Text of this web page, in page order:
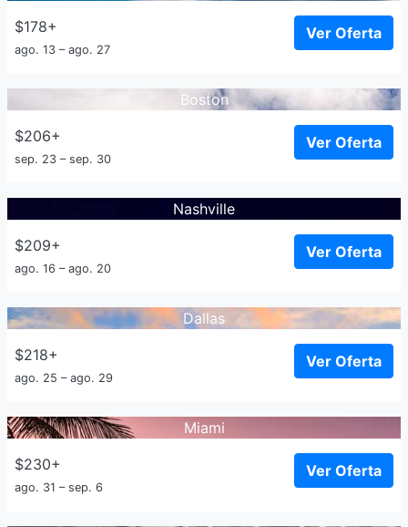
$178+
ago. 13 – ago. 27
Ver Oferta
Boston
$206+
sep. 23 – sep. 30
Ver Oferta
Nashville
$209+
ago. 16 – ago. 20
Ver Oferta
Dallas
$218+
ago. 25 – ago. 29
Ver Oferta
Miami
$230+
ago. 31 – sep. 6
Ver Oferta